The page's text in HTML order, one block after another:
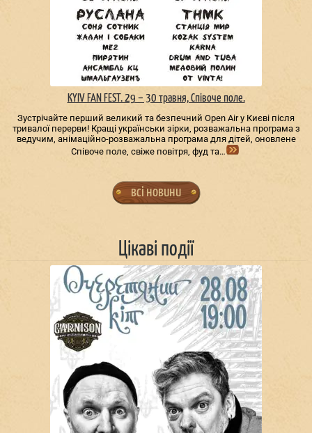
KYIV FAN FEST. 29 – 30 травня, Співоче поле.
Зустрічайте перший великий та безпечний Open Air у Києві після
тривалої перерви! Кращі українськи зірки, розважальна програма з
ведучим, анімаційно-розважальна програма для дітей, оновлене
Співоче поле, свіже повітря, фуд та…
всі новини
Цікаві події